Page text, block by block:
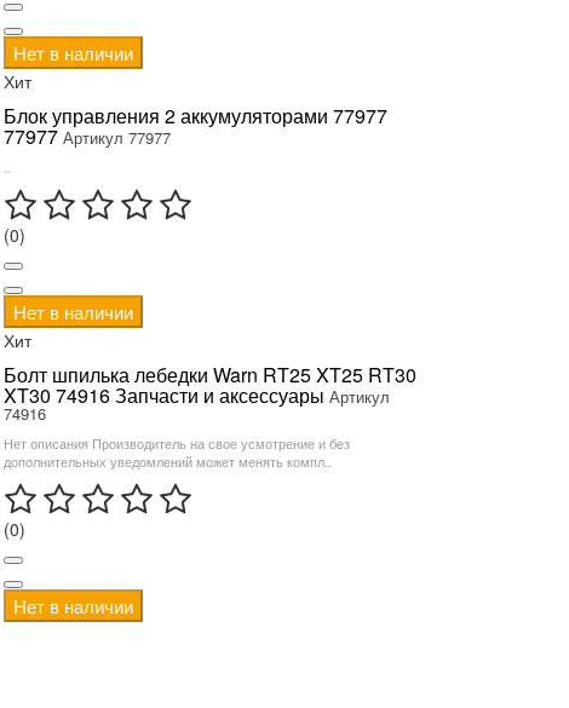
Нет в наличии
Хит
Блок управления 2 аккумуляторами 77977
77977 Артикул 77977
(0)
Нет в наличии
Хит
Болт шпилька лебедки Warn RT25 XT25 RT30
XT30 74916 Запчасти и аксессуары Артикул
74916
Нет описания Производитель на свое усмотрение и без
дополнительных уведомлений может менять компл..
(0)
Нет в наличии